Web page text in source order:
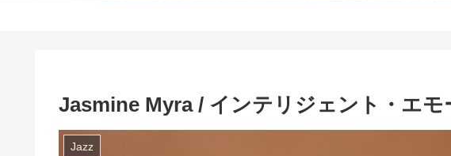
Jasmine Myra / インテリジェント・エ
Jazz